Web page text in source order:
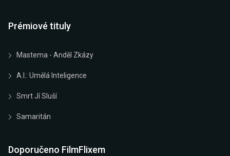
Prémiové tituly
Mastema - Anděl Zkázy
A.I.: Umělá Inteligence
Smrt Jí Sluší
Samaritán
Doporučeno FilmFlixem